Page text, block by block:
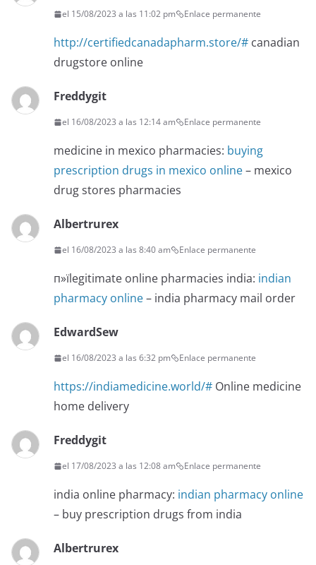
el 15/08/2023 a las 11:02 pm Enlace permanente
http://certifiedcanadapharm.store/# canadian
drugstore online
Freddygit
el 16/08/2023 a las 12:14 am Enlace permanente
medicine in mexico pharmacies: buying
prescription drugs in mexico online– mexico
drug stores pharmacies
Albertrurex
el 16/08/2023 a las 8:40 am Enlace permanente
п»їlegitimate online pharmacies india: indian
pharmacy online– india pharmacy mail order
EdwardSew
el 16/08/2023 a las 6:32 pm Enlace permanente
https://indiamedicine.world/# Online medicine
home delivery
Freddygit
el 17/08/2023 a las 12:08 am Enlace permanente
india online pharmacy: indian pharmacy online
– buy prescription drugs from india
Albertrurex